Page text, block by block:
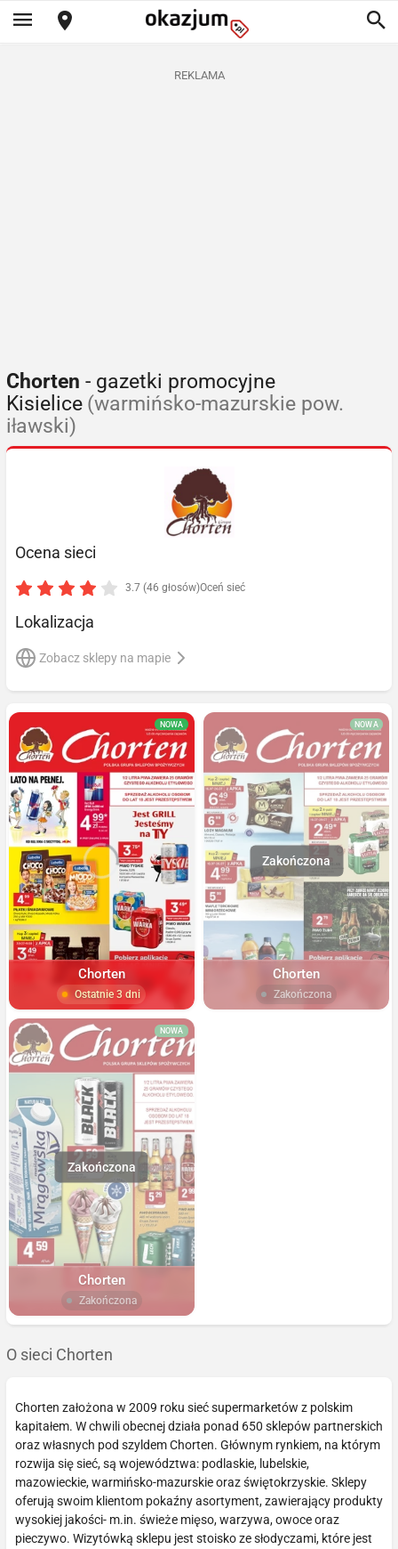
REKLAMA
Chorten - gazetki promocyjne
Kisielice (warmińsko-mazurskie pow.
iławski)
Ocena sieci
3.7 (46 głosów)Oceń sieć
Lokalizacja
Zobacz sklepy na mapie
NOWA
Chorten
Ostatnie 3 dni
NOWA
Chorten
Zakończona
NOWA
Chorten
Zakończona
O sieci Chorten
Chorten założona w 2009 roku sieć supermarketów z polskim
kapitałem. W chwili obecnej działa ponad 650 sklepów partnerskich
oraz własnych pod szyldem Chorten. Głównym rynkiem, na którym
rozwija się sieć, są województwa: podlaskie, lubelskie,
mazowieckie, warmińsko-mazurskie oraz świętokrzyskie. Sklepy
oferują swoim klientom pokaźny asortyment, zawierający produkty
wysokiej jakości- m.in. świeże mięso, warzywa, owoce oraz
pieczywo. Wizytówką sklepu jest stoisko ze słodyczami, które jest